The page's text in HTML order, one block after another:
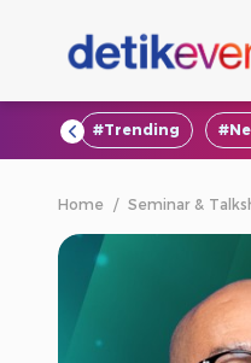
#Trending
Home / Seminar &